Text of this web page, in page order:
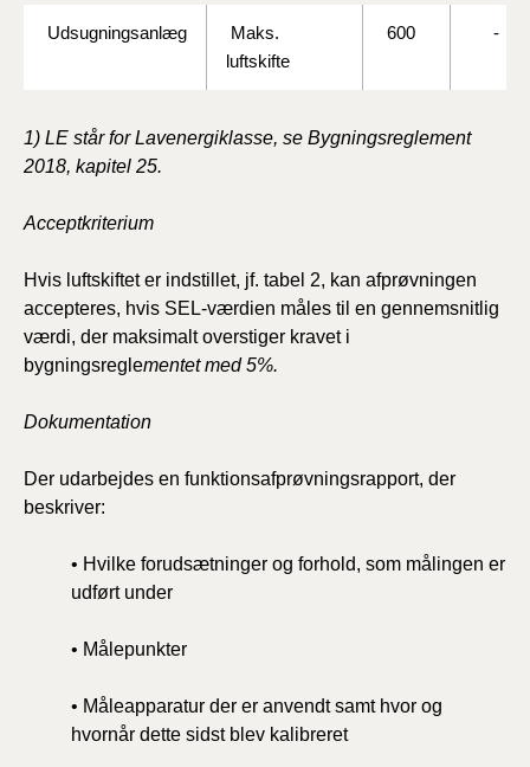
Udsugningsanlæg
Maks.
luftskifte
600 -
1) LE står for Lavenergiklasse, se Bygningsreglement
2018, kapitel 25.
Acceptkriterium
Hvis luftskiftet er indstillet, jf. tabel 2, kan afprøvningen
accepteres, hvis SEL-værdien måles til en gennemsnitlig
værdi, der maksimalt overstiger kravet i
bygningsreglementet med 5%.
Dokumentation
Der udarbejdes en funktionsafprøvningsrapport, der
beskriver:
• Hvilke forudsætninger og forhold, som målingen er
udført under
• Målepunkter
• Måleapparatur der er anvendt samt hvor og
hvornår dette sidst blev kalibreret